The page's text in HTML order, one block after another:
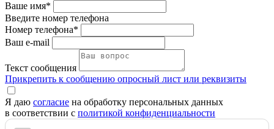
Ваше имя*
Введите номер телефона
Номер телефона*
Ваш e-mail
Текст сообщения
Прикрепить к сообщению опросный лист или реквизиты
Я даю согласие на обработку персональных данных
в соответствии с политикой конфиденциальности